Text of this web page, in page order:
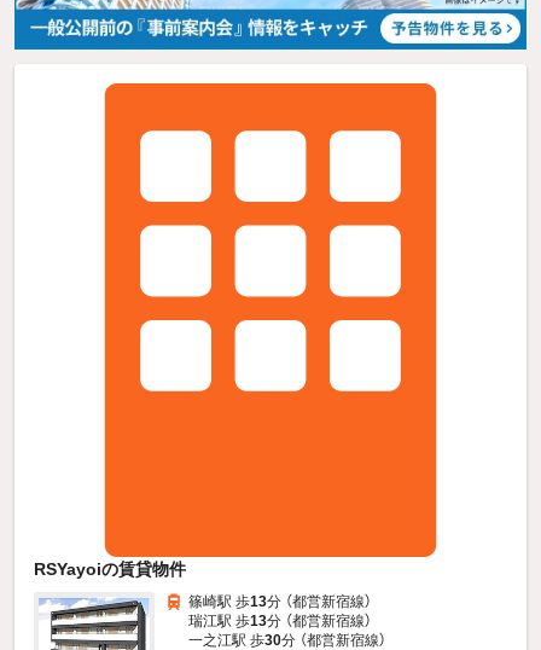
RSYayoiの賃貸物件
篠崎駅 歩13分 （都営新宿線）
瑞江駅 歩13分 （都営新宿線）
一之江駅 歩30分 （都営新宿線）